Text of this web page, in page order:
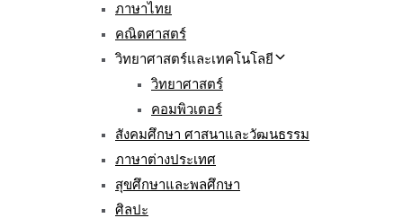
ภาษาไทย
คณิตศาสตร์
วิทยาศาสตร์และเทคโนโลยี
วิทยาศาสตร์
คอมพิวเตอร์
สังคมศึกษา ศาสนาและวัฒนธรรม
ภาษาต่างประเทศ
สุขศึกษาและพลศึกษา
ศิลปะ